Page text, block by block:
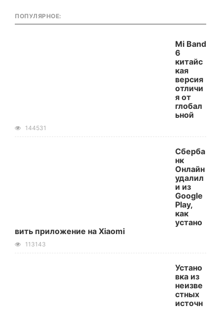
ПОПУЛЯРНОЕ:
Mi Band
6
китайс
кая
версия
отличи
я от
глобал
ьной
144531
Сберба
нк
Онлайн
удалил
и из
Google
Play,
как
устано
вить приложение на Xiaomi
113143
Устано
вка из
неизве
стных
источн